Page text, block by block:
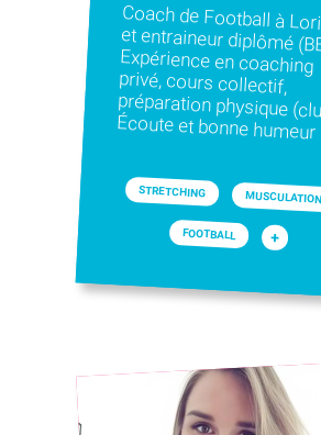
Coach de Football à
et entraineur diplômé
Expérience en
privé, cours
préparation physique
Écoute et bonne humeur
STRETCHING MUSCULATION
FOOTBALL +